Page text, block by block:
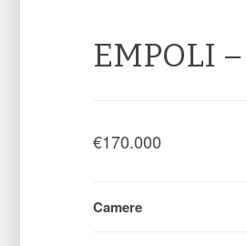
EMPOLI
€170.000
Camere